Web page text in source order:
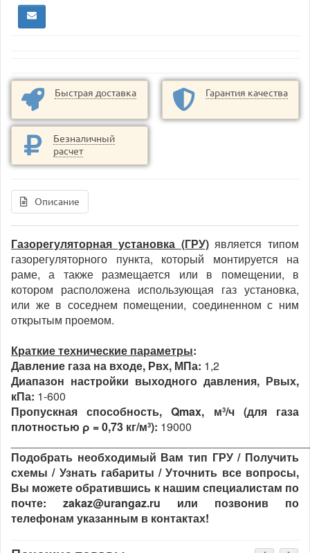
Быстрая доставка Гарантия качества
Безналичный
расчет
Описание
Газорегуляторная установка (ГРУ)является типом
газорегуляторного пункта, который монтируется на
раме, а также размещается или в помещении, в
котором расположена использующая газ установка,
или же в соседнем помещении, соединенном с ним
открытым проемом.
Краткие технические параметры:
Давление газа на входе, Рвх, МПа: 1,2
Диапазон настройки выходного давления, Рвых,
кПа: 1-600
Пропускная способность, Qmax, м³/ч (для газа
плотностью ρ = 0,73 кг/м³): 19000
Подобрать необходимый Вам тип ГРУ / Получить
схемы / Узнать габариты / Уточнить все вопросы,
Вы можете обратившись к нашим специалистам по
почте: zakaz@urangaz.ru или позвонив по
телефонам указанным в контактах!